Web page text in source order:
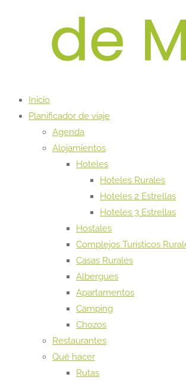
Inicio
Planificador de viaje
Agenda
Alojamientos
Hoteles
Hoteles Rurales
Hoteles 2 Estrellas
Hoteles 3 Estrellas
Hostales
Complejos Turísticos
Casas Rurales
Albergues
Apartamentos
Camping
Chozos
Restaurantes
Qué hacer
Rutas